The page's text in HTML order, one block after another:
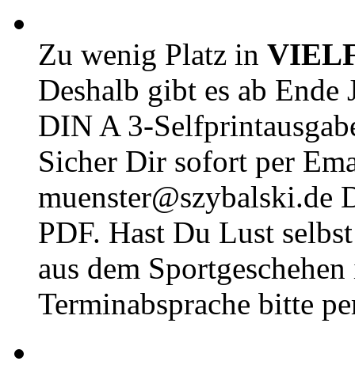
Zu wenig Platz in
Deshalb gibt es ab Ende
DIN A 3-
Sicher Dir sofort per
muenster@szybalski.de
PDF. Hast Du Lust
aus dem
Terminabsprache bitte